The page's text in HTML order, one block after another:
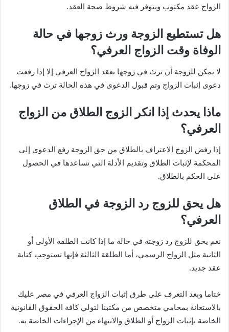
الزواج عقد مكتوب ويتوفر فيه شروط صحة العقد.
هل تستطيع الزوجة ورث زوجها في حالة
الوفاة وقت الزواج العرفي؟
لا يمكن للزوجة أن ترث في زوجها بعقد الزواج العرفي إلا إذا رفعت
دعوى إثبات الزواج وتم قبول الدعوى في هذه الحالة ترث في زوجها.
ماذا يحدث إذا انكر الزوج الطلاق من الزواج
العرفي؟
إذا رفض الزوج الاعتراف بالطلاق من حق الزوجة رفع الدعوى إلى
المحكمة لإثبات الطلاق وتقديم الأدلة التي تساعدها في الحصول
على الحكم بالطلاق.
هل يحق للزوج رد الزوجة في الطلاق
العرفي؟
نعم يحق للزوج رد زوجته في حالة ما إذا كانت الطلقة الأولى أو
الثانية مثل الزواج الرسمي، أما الطلقة الثالثة فإنها تستوجب كتابة
عقد جديد.
ختاما وبعد التعرف على طرق إثبات الزواج العرفي في مصر عليك
بالاستعانة بمحامي متخصص من مكتبنا لتولي كافة الحقوق القانونية
الخاصة بإثبات الزواج أو الطلاق والانتهاء من الإجراءات الخاصة به.